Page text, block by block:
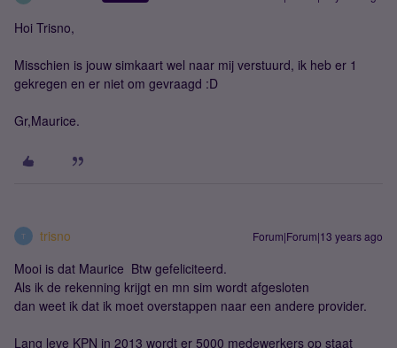
Hoi Trisno,
Misschien is jouw simkaart wel naar mij verstuurd, ik heb er 1
gekregen en er niet om gevraagd :D
Gr,Maurice.
T trisno Forum|Forum|13 years ago
Mooi is dat Maurice Btw gefeliciteerd.
Als ik de rekenning krijgt en mn sim wordt afgesloten
dan weet ik dat ik moet overstappen naar een andere provider.
Lang leve KPN in 2013 wordt er 5000 medewerkers op staat